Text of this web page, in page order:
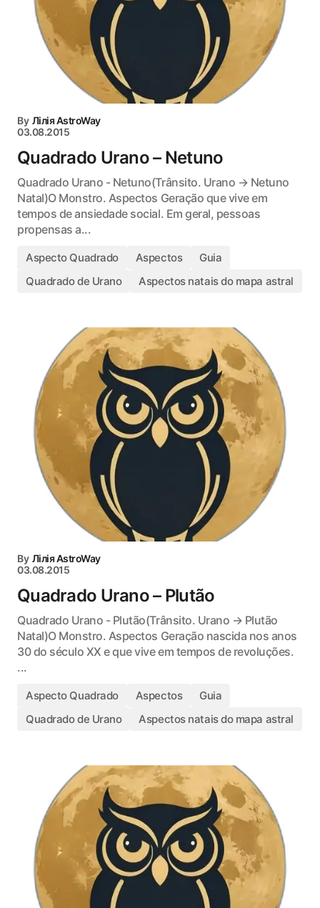
By Лілія AstroWay
03.08.2015
Quadrado Urano – Netuno
Quadrado Urano - Netuno(Trânsito. Urano → Netuno
Natal)O Monstro. Aspectos Geração que vive em
tempos de ansiedade social. Em geral, pessoas
propensas a...
Aspecto Quadrado Aspectos
Guia
Quadrado de Urano
Aspectos natais do mapa astral
By Лілія AstroWay
03.08.2015
Quadrado Urano – Plutão
Quadrado Urano - Plutão(Trânsito. Urano → Plutão
Natal)O Monstro. Aspectos Geração nascida nos anos
30 do século XX e que vive em tempos de revoluções.
...
Aspecto Quadrado Aspectos
Guia
Quadrado de Urano
Aspectos natais do mapa astral